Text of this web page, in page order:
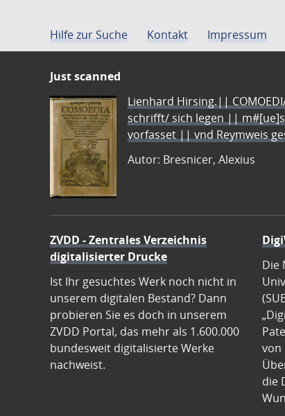
Hilfe zur Suche Kontakt Impressum
Just scanned
Lienhard Hirsing.||
schrifft/ sich legen ||
vorfasset || vnd Reymweis
Autor: Bresnicer, Alexius
ZVDD - Zentrales Verzeichnis
digitalisierter Drucke
Ist Ihr gesuchtes Werk noch nicht in
unserem digitalen Bestand? Dann
probieren Sie es doch in unserem
ZVDD Portal, das mehr als 1.600.000
bundesweit digitalisierte Werke
nachweist.
Die
von
die